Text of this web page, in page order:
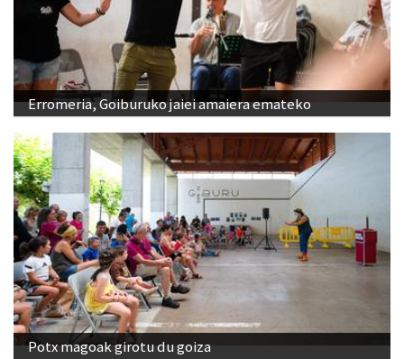
Erromeria, Goiburuko jaiei amaiera emateko
Potx magoak girotu du goiza